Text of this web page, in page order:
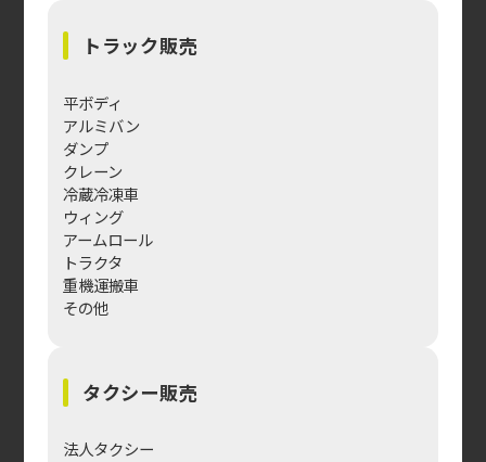
トラック販売
平ボディ
アルミバン
ダンプ
クレーン
冷蔵冷凍車
ウィング
アームロール
トラクタ
重機運搬車
その他
タクシー販売
法人タクシー